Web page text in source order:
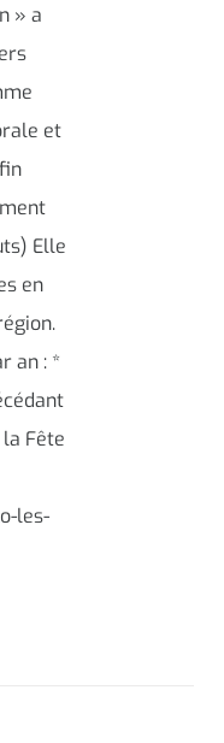
» a
et
Elle
en
an : *
Fête
les-